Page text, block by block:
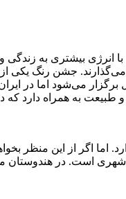
انرژی بیشتری به
می‌گذارند. جشن رنگ یکی
می‌شود اما در
طبیعت به همراه دارد
اگر از این منظر
است. در هندوستان